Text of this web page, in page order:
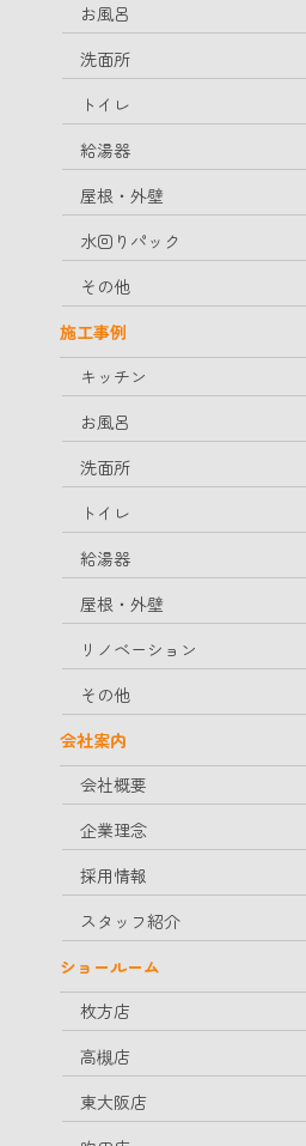
お風呂
洗面所
トイレ
給湯器
屋根・外壁
水回りパック
その他
施工事例
キッチン
お風呂
洗面所
トイレ
給湯器
屋根・外壁
リノベーション
その他
会社案内
会社概要
企業理念
採用情報
スタッフ紹介
ショールーム
枚方店
高槻店
東大阪店